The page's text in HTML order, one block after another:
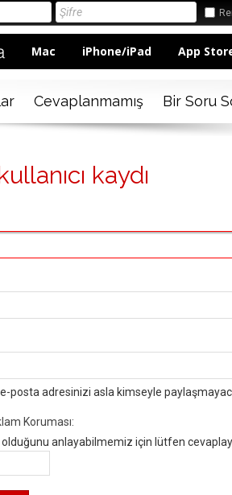
Mac iPhone/iPad App
Cevaplanmamış Bir Soru
kaydı
posta adresinizi asla kimseyle
Koruması:
anlayabilmemiz için lütfen